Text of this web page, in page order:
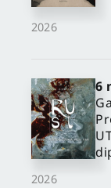
2026
2026
6